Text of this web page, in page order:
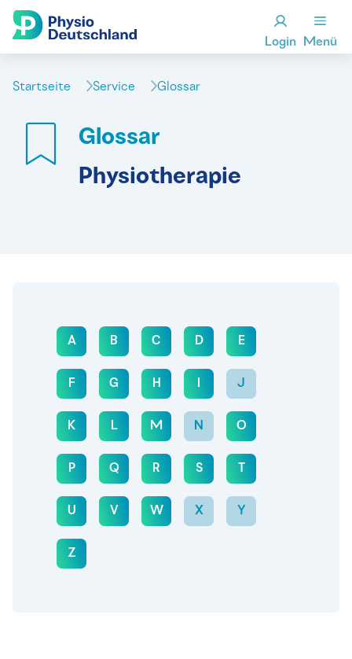
Login Menü
Startseite Service Glossar
Glossar
Physiotherapie
A B C D E
F G H J
K L M N O
P Q R S
U V W X Y
Z